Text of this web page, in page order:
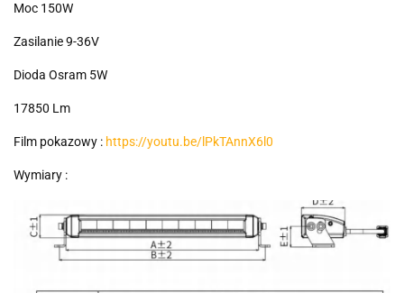
Moc 150W
Zasilanie 9-36V
Dioda Osram 5W
17850 Lm
Film pokazowy : https://youtu.be/lPkTAnnX6l0
Wymiary :